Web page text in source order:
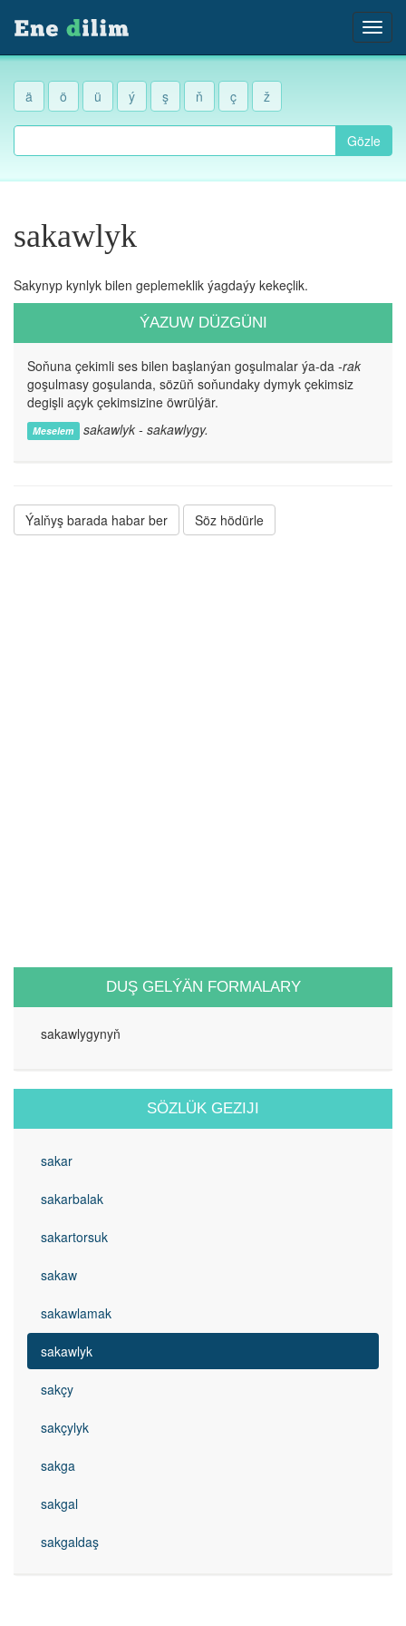
ä ö ü ý ş ň ç ž
Gözle
sakawlyk
Sakynyp kynlyk bilen geplemeklik ýagdaýy kekeçlik.
ÝAZUW DÜZGÜNI
Soňuna çekimli ses bilen başlanýan goşulmalar ýa-da -rak
goşulmasy goşulanda, sözüň soňundaky dymyk çekimsiz
degişli açyk çekimsizine öwrülýär.
Meselem sakawlyk - sakawlygy.
Ýalňyş barada habar ber Söz hödürle
DUŞ GELÝÄN FORMALARY
sakawlygynyň
SÖZLÜK GEZIJI
sakar
sakarbalak
sakartorsuk
sakaw
sakawlamak
sakawlyk
sakçy
sakçylyk
sakga
sakgal
sakgaldaş